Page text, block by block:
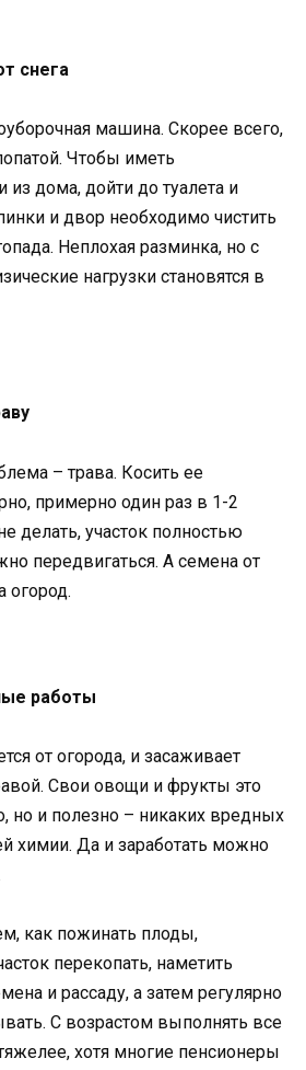
снега
машина. Скорее всего,
Чтобы иметь
дома, дойти до туалета и
и двор необходимо чистить
Неплохая разминка, но с
нагрузки становятся в
– трава. Косить ее
примерно один раз в 1-2
делать, участок полностью
передвигаться. А семена от
огород.
работы
от огорода, и засаживает
Свои овощи и фрукты это
но и полезно – никаких вредных
химии. Да и заработать можно
как пожинать плоды,
перекопать, наметить
и рассаду, а затем регулярно
С возрастом выполнять все
хотя многие пенсионеры